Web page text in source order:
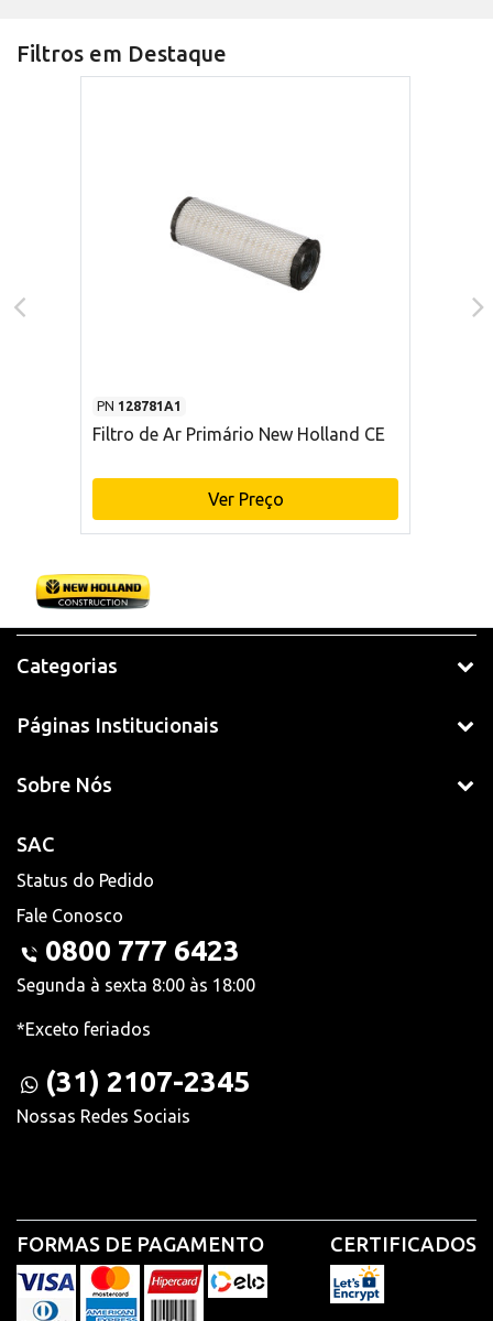
Filtros em Destaque
PN 128781A1
Filtro de Ar Primário New Holland CE
Ver Preço
Categorias
Páginas Institucionais
Sobre Nós
SAC
Status do Pedido
Fale Conosco
0800 777 6423
Segunda à sexta 8:00 às 18:00
*Exceto feriados
(31) 2107-2345
Nossas Redes Sociais
FORMAS DE PAGAMENTO CERTIFICADOS